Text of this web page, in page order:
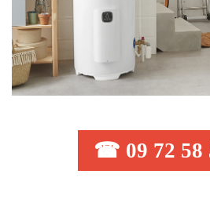
☎ 09 72 58